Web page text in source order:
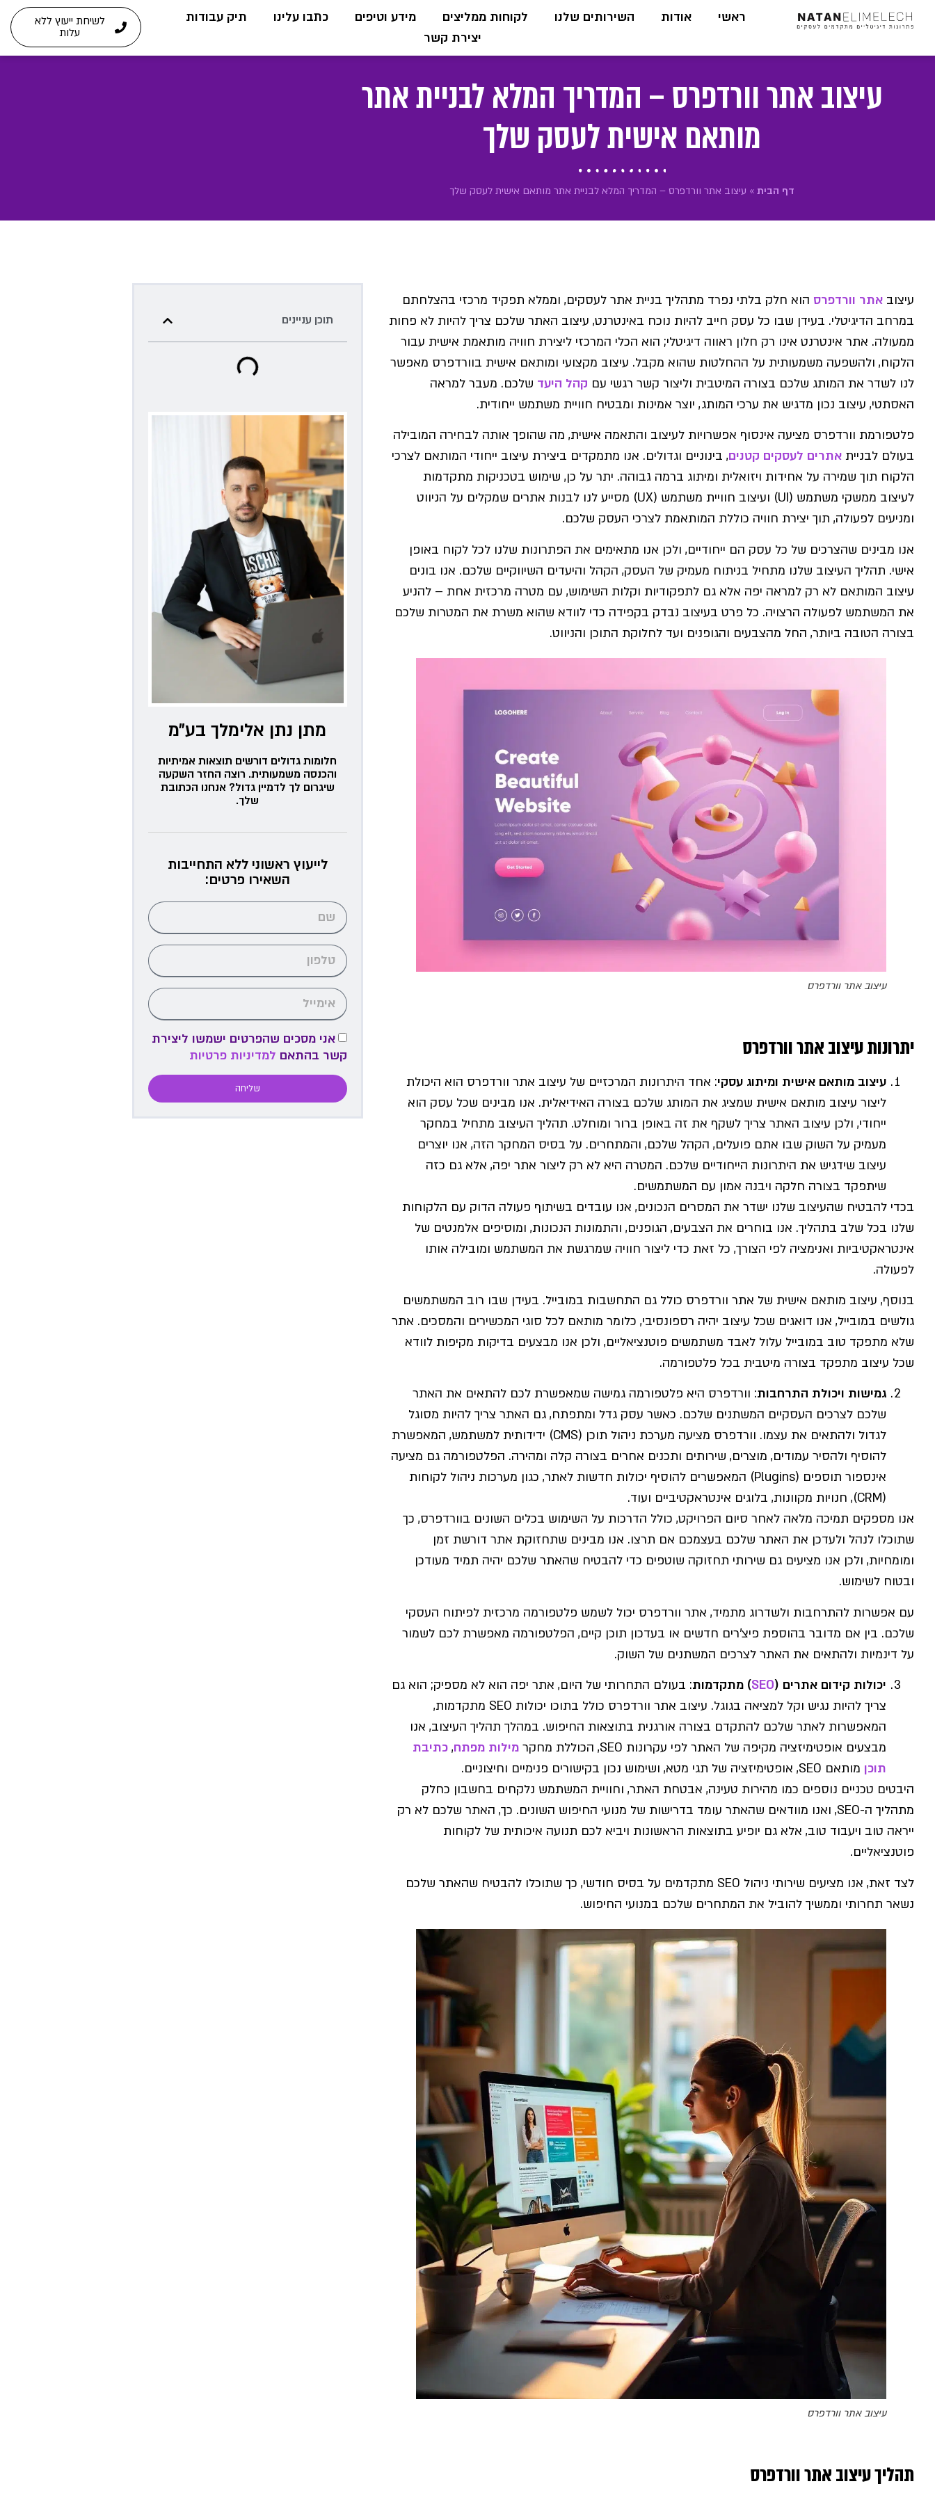
ראשי אודות השירותים שלנו לקוחות ממליצים מידע וטיפים כתבו עלינו
תיק עבודות
יצירת קשר
לשיחת ייעוץ ללא
עלות
עיצוב אתר וורדפרס – המדריך המלא לבניית אתר
מותאם אישית לעסק שלך
דף הבית » עיצוב אתר וורדפרס – המדריך המלא לבניית אתר מותאם אישית לעסק שלך
עיצוב אתר וורדפרס הוא חלק בלתי נפרד מתהליך בניית אתר לעסקים, וממלא תפקיד מרכזי בהצלחתם
במרחב הדיגיטלי. בעידן שבו כל עסק חייב להיות נוכח באינטרנט, עיצוב האתר שלכם צריך להיות לא פחות
ממעולה. אתר אינטרנט אינו רק חלון ראווה דיגיטלי; הוא הכלי המרכזי ליצירת חוויה מותאמת אישית עבור
הלקוח, ולהשפעה משמעותית על ההחלטות שהוא מקבל. עיצוב מקצועי ומותאם אישית בוורדפרס מאפשר
לנו לשדר את המותג שלכם בצורה המיטבית וליצור קשר רגשי עם קהל היעד שלכם. מעבר למראה
האסתטי, עיצוב נכון מדגיש את ערכי המותג, יוצר אמינות ומבטיח חוויית משתמש ייחודית.
פלטפורמת וורדפרס מציעה אינסוף אפשרויות לעיצוב והתאמה אישית, מה שהופך אותה לבחירה המובילה
בעולם לבניית אתרים לעסקים קטנים, בינוניים וגדולים. אנו מתמקדים ביצירת עיצוב ייחודי המותאם לצרכי
הלקוח תוך שמירה על אחידות ויזואלית ומיתוג ברמה גבוהה. יתר על כן, שימוש בטכניקות מתקדמות
לעיצוב ממשקי משתמש (UI) ועיצוב חוויית משתמש (UX) מסייע לנו לבנות אתרים שמקלים על הניווט
ומניעים לפעולה, תוך יצירת חוויה כוללת המותאמת לצרכי העסק שלכם.
אנו מבינים שהצרכים של כל עסק הם ייחודיים, ולכן אנו מתאימים את הפתרונות שלנו לכל לקוח באופן
אישי. תהליך העיצוב שלנו מתחיל בניתוח מעמיק של העסק, הקהל והיעדים השיווקיים שלכם. אנו בונים
עיצוב המותאם לא רק למראה יפה אלא גם לתפקודיות וקלות השימוש, עם מטרה מרכזית אחת – להניע
את המשתמש לפעולה הרצויה. כל פרט בעיצוב נבדק בקפידה כדי לוודא שהוא משרת את המטרות שלכם
בצורה הטובה ביותר, החל מהצבעים והגופנים ועד לחלוקת התוכן והניווט.
עיצוב אתר וורדפרס
יתרונות עיצוב אתר וורדפרס
עיצוב מותאם אישית ומיתוג עסקי: אחד היתרונות המרכזיים של עיצוב אתר וורדפרס הוא היכולת
ליצור עיצוב מותאם אישית שמציג את המותג שלכם בצורה האידיאלית. אנו מבינים שכל עסק הוא
ייחודי, ולכן עיצוב האתר צריך לשקף את זה באופן ברור ומוחלט. תהליך העיצוב מתחיל במחקר
מעמיק על השוק שבו אתם פועלים, הקהל שלכם, והמתחרים. על בסיס המחקר הזה, אנו יוצרים
עיצוב שידגיש את היתרונות הייחודיים שלכם. המטרה היא לא רק ליצור אתר יפה, אלא גם כזה
שיתפקד בצורה חלקה ויבנה אמון עם המשתמשים.
בכדי להבטיח שהעיצוב שלנו ישדר את המסרים הנכונים, אנו עובדים בשיתוף פעולה הדוק עם הלקוחות
שלנו בכל שלב בתהליך. אנו בוחרים את הצבעים, הגופנים, והתמונות הנכונות, ומוסיפים אלמנטים של
אינטראקטיביות ואנימציה לפי הצורך, כל זאת כדי ליצור חוויה שמרגשת את המשתמש ומובילה אותו
לפעולה.
בנוסף, עיצוב מותאם אישית של אתר וורדפרס כולל גם התחשבות במובייל. בעידן שבו רוב המשתמשים
גולשים במובייל, אנו דואגים שכל עיצוב יהיה רספונסיבי, כלומר מותאם לכל סוגי המכשירים והמסכים. אתר
שלא מתפקד טוב במובייל עלול לאבד משתמשים פוטנציאליים, ולכן אנו מבצעים בדיקות מקיפות לוודא
שכל עיצוב מתפקד בצורה מיטבית בכל פלטפורמה.
גמישות ויכולת התרחבות: וורדפרס היא פלטפורמה גמישה שמאפשרת לכם להתאים את האתר
שלכם לצרכים העסקיים המשתנים שלכם. כאשר עסק גדל ומתפתח, גם האתר צריך להיות מסוגל
לגדול ולהתאים את עצמו. וורדפרס מציעה מערכת ניהול תוכן (CMS) ידידותית למשתמש, המאפשרת
להוסיף ולהסיר עמודים, מוצרים, שירותים ותכנים אחרים בצורה קלה ומהירה. הפלטפורמה גם מציעה
אינספור תוספים (Plugins) המאפשרים להוסיף יכולות חדשות לאתר, כגון מערכות ניהול לקוחות
(CRM), חנויות מקוונות, בלוגים אינטראקטיביים ועוד.
אנו מספקים תמיכה מלאה לאחר סיום הפרויקט, כולל הדרכות על השימוש בכלים השונים בוורדפרס, כך
שתוכלו לנהל ולעדכן את האתר שלכם בעצמכם אם תרצו. אנו מבינים שתחזוקת אתר דורשת זמן
ומומחיות, ולכן אנו מציעים גם שירותי תחזוקה שוטפים כדי להבטיח שהאתר שלכם יהיה תמיד מעודכן
ובטוח לשימוש.
עם אפשרות להתרחבות ולשדרוג מתמיד, אתר וורדפרס יכול לשמש פלטפורמה מרכזית לפיתוח העסקי
שלכם. בין אם מדובר בהוספת פיצ'רים חדשים או בעדכון תוכן קיים, הפלטפורמה מאפשרת לכם לשמור
על דינמיות ולהתאים את האתר לצרכים המשתנים של השוק.
יכולות קידום אתרים (
SEO
) מתקדמות: בעולם התחרותי של היום, אתר יפה הוא לא מספיק; הוא גם
צריך להיות נגיש וקל למציאה בגוגל. עיצוב אתר וורדפרס כולל בתוכו יכולות SEO מתקדמות,
המאפשרות לאתר שלכם להתקדם בצורה אורגנית בתוצאות החיפוש. במהלך תהליך העיצוב, אנו
מבצעים אופטימיזציה מקיפה של האתר לפי עקרונות SEO, הכוללת מחקר
מילות מפתח, כתיבת
תוכן מותאם SEO, אופטימיזציה של תגי מטא, ושימוש נכון בקישורים פנימיים וחיצוניים.
היבטים טכניים נוספים כמו מהירות טעינה, אבטחת האתר, וחוויית המשתמש נלקחים בחשבון כחלק
מתהליך ה-SEO, ואנו מוודאים שהאתר עומד בדרישות של מנועי החיפוש השונים. כך, האתר שלכם לא רק
ייראה טוב ויעבוד טוב, אלא גם יופיע בתוצאות הראשונות ויביא לכם תנועה איכותית של לקוחות
פוטנציאליים.
לצד זאת, אנו מציעים שירותי ניהול SEO מתקדמים על בסיס חודשי, כך שתוכלו להבטיח שהאתר שלכם
נשאר תחרותי וממשיך להוביל את המתחרים שלכם במנועי החיפוש.
עיצוב אתר וורדפרס
תהליך עיצוב אתר וורדפרס
תוכן עניינים
מתן נתן אלימלך בע״מ
חלומות גדולים דורשים תוצאות אמיתיות
והכנסה משמעותית. רוצה החזר השקעה
שיגרום לך לדמיין גדול? אנחנו הכתובת
שלך.
לייעוץ ראשוני ללא התחייבות
השאירו פרטים:
אני מסכים שהפרטים ישמשו ליצירת
קשר בהתאם למדיניות פרטיות
שליחה